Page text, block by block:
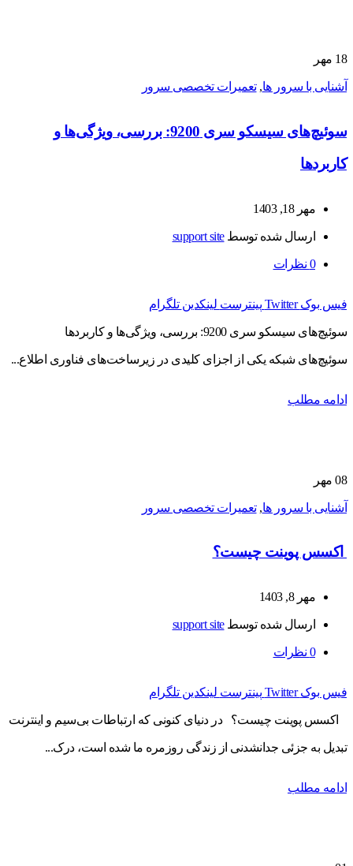
18 مهر
آشنایی با سرور ها,تعمیرات تخصصی سرور
سوئیچ‌های سیسکو سری 9200: بررسی، ویژگی‌ها و
کاربردها
مهر 18, 1403
ارسال شده توسطsupport site
0 نظرات
فیس بوک Twitter پینترست لینکدین تلگرام
سوئیچ‌های سیسکو سری 9200: بررسی، ویژگی‌ها و کاربردها
سوئیچ‌های شبکه یکی از اجزای کلیدی در زیرساخت‌های فناوری اطلاع...
ادامه مطلب
08 مهر
آشنایی با سرور ها,تعمیرات تخصصی سرور
اکسس پوینت چیست؟
مهر 8, 1403
ارسال شده توسطsupport site
0 نظرات
فیس بوک Twitter پینترست لینکدین تلگرام
اکسس پوینت چیست؟ در دنیای کنونی که ارتباطات بی‌سیم و اینترنت
تبدیل به جزئی جدانشدنی از زندگی روزمره ما شده است، درک...
ادامه مطلب